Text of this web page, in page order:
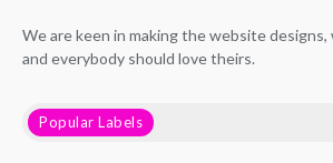
We are keen in making the website
and everybody should love theirs.
Popular Labels